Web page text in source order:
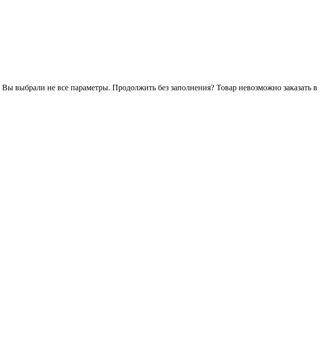
Вы выбрали не все параметры. Продолжить без заполнения? Товар невозможно заказать в